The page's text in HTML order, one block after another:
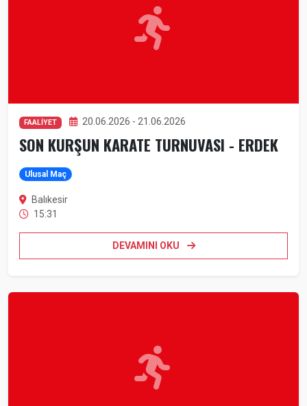
FAALİYET 20.06.2026 - 21.06.2026
SON KURŞUN KARATE TURNUVASI - ERDEK
Ulusal Maç
Balıkesir
15:31
DEVAMINI OKU